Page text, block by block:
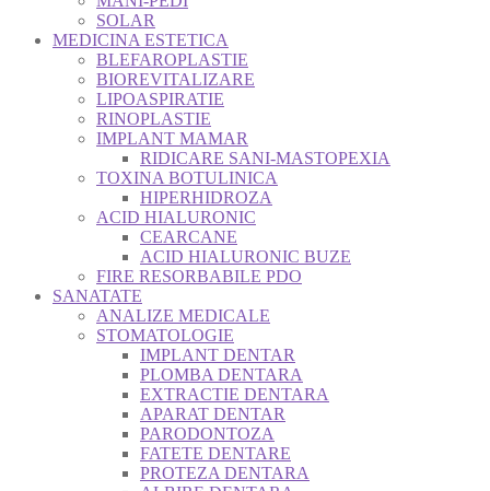
SOLAR
MEDICINA ESTETICA
BLEFAROPLASTIE
BIOREVITALIZARE
LIPOASPIRATIE
RINOPLASTIE
IMPLANT MAMAR
RIDICARE SANI-MASTOPEXIA
TOXINA BOTULINICA
HIPERHIDROZA
ACID HIALURONIC
CEARCANE
ACID HIALURONIC BUZE
FIRE RESORBABILE PDO
SANATATE
ANALIZE MEDICALE
STOMATOLOGIE
IMPLANT DENTAR
PLOMBA DENTARA
EXTRACTIE DENTARA
APARAT DENTAR
PARODONTOZA
FATETE DENTARE
PROTEZA DENTARA